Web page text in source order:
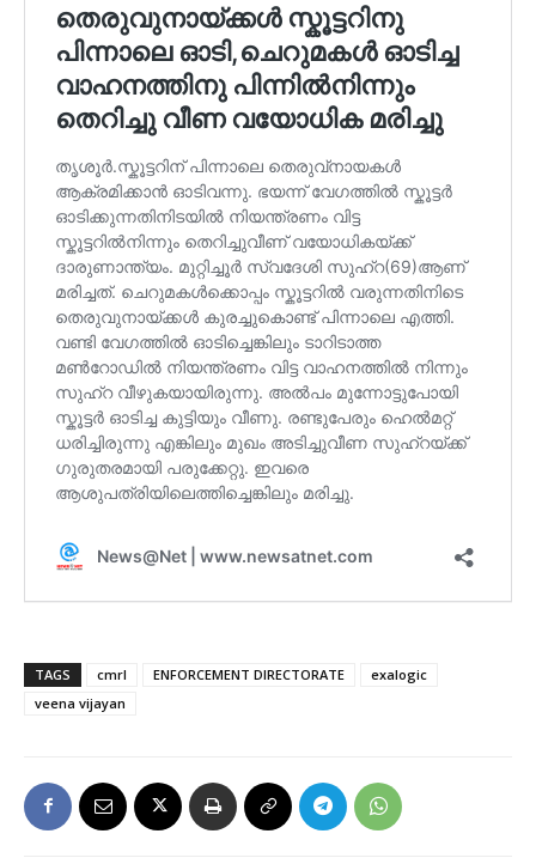
TAGS cmrl ENFORCEMENT DIRECTORATE
exalogic
veena vijayan